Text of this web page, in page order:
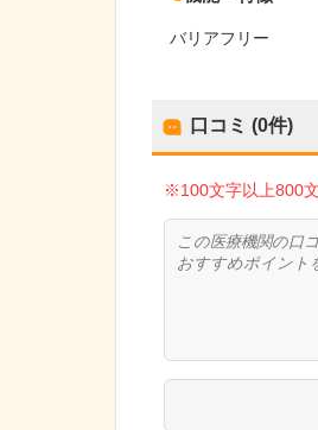
バリアフリー
口コミ (0件)
※100文字以上800